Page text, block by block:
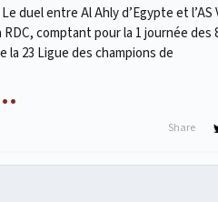
duel entre Al Ahly d’Egypte et l’AS
RDC, comptant pour la 1 journée des
la 23 Ligue des champions de
Share